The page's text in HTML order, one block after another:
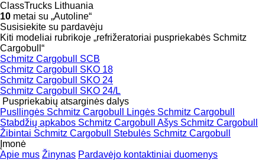
ClassTrucks Lithuania
10 metai su „Autoline“
Susisiekite su pardavėju
Kiti modeliai rubrikoje „refrižeratoriai puspriekabės Schmitz
Cargobull“
Schmitz Cargobull SCB
Schmitz Cargobull SKO 18
Schmitz Cargobull SKO 24
Schmitz Cargobull SKO 24/L
Puspriekabių atsarginės dalys
Pusllingės Schmitz Cargobull
Lingės Schmitz Cargobull
Stabdžių apkabos Schmitz Cargobull Ašys Schmitz Cargobull
Žibintai Schmitz Cargobull Stebulės Schmitz Cargobull
Įmonė
Apie mus Žinynas Pardavėjo kontaktiniai duomenys